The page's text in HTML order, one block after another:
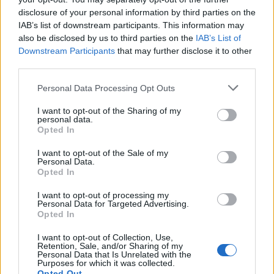
disclosure of your personal information by third parties on the
IAB’s list of downstream participants. This information may
also be disclosed by us to third parties on the IAB’s List of
Downstream Participants that may further disclose it to other
Personal Data Processing Opt Outs
I want to opt-out of the Sharing of my
personal data.
Opted In
I want to opt-out of the Sale of my
Personal Data.
Opted In
I want to opt-out of processing my
Personal Data for Targeted Advertising.
Opted In
I want to opt-out of Collection, Use,
Retention, Sale, and/or Sharing of my
Personal Data that Is Unrelated with the
Purposes for which it was collected.
Edellinen artikkeli
U20 MM-kisoissa puolivälieränä
Suomi – Ruotsi – näin katsot
ottelun televisiosta!
Seuraava artikkeli
Suomi hallinnut
pudotuspelikohtaamisia
Leijonat julkisti ketjut Sveitsi-peliin –
Aleksander Barkov tekee paluun
kaukaloon